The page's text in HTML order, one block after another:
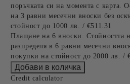
поръчката си на момента с карта.
на 3 равни месечни вноски без
стойност до 1000 лв. / €511.31
Плащане на 6 вноски. Стойността
разпределя в 6 равни месечни
покупки на стойност до 2000 лв. /
Credit calculator